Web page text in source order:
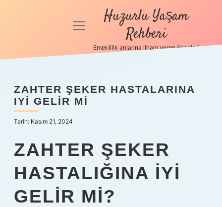
Anasayfa
Politikası
Yasal Uyarı
menüyü
Huzurlu Yaşam
Rehberi
Emeklilik anlarına ilham veren öneriler!
ZAHTER ŞEKER HASTALARINA
IYI GELIR MI
Tarih: Kasım 21, 2024
ZAHTER ŞEKER
HASTALIĞINA IYI
GELIR MI?